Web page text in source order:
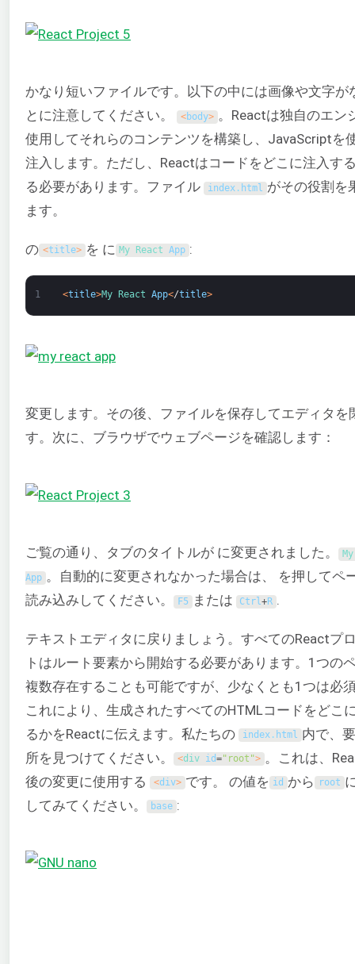
かなり短いファイルです。以下の中には画像や文字が
とに注意してください。
<body> 。Reactは独自のエン
使用してそれらのコンテンツを構築し、JavaScriptを
注入します。ただし、Reactはコードをどこに注入す
る必要があります。ファイル
index. html がその役割を
ます。
の <title> を に My React App :
1 <title>My React App</title>
変更します。その後、ファイルを保存してエディタを
す。次に、ブラウザでウェブページを確認します：
ご覧の通り、タブのタイトルが に変更されました。
App 。自動的に変更されなかった場合は、 を押してペ
読み込みしてください。
F5 または Ctrl+R .
テキストエディタに戻りましょう。すべてのReactプ
トはルート要素から開始する必要があります。1つの
複数存在することも可能ですが、少なくとも1つは必
これにより、生成されたすべてのHTMLコードをどこ
るかをReactに伝えます。私たちの
index. html 内で、
所を見つけてください。
<div id="root"> 。これは、
後の変更に使用する
<div> です。 の値を id から root
してみてください。
base :